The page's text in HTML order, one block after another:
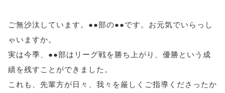
ご無沙汰しています。●●部の●●です。お元気でいらっし
ゃいますか。
実は今季、●●部はリーグ戦を勝ち上がり、優勝という成
績を残すことができました。
これも、先輩方が日々、我々を厳しくご指導くださったか